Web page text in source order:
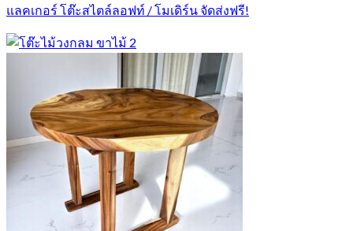
แลคเกอร์ โต๊ะสไตล์ลอฟท์ / โมเดิร์น จัดส่งฟรี!